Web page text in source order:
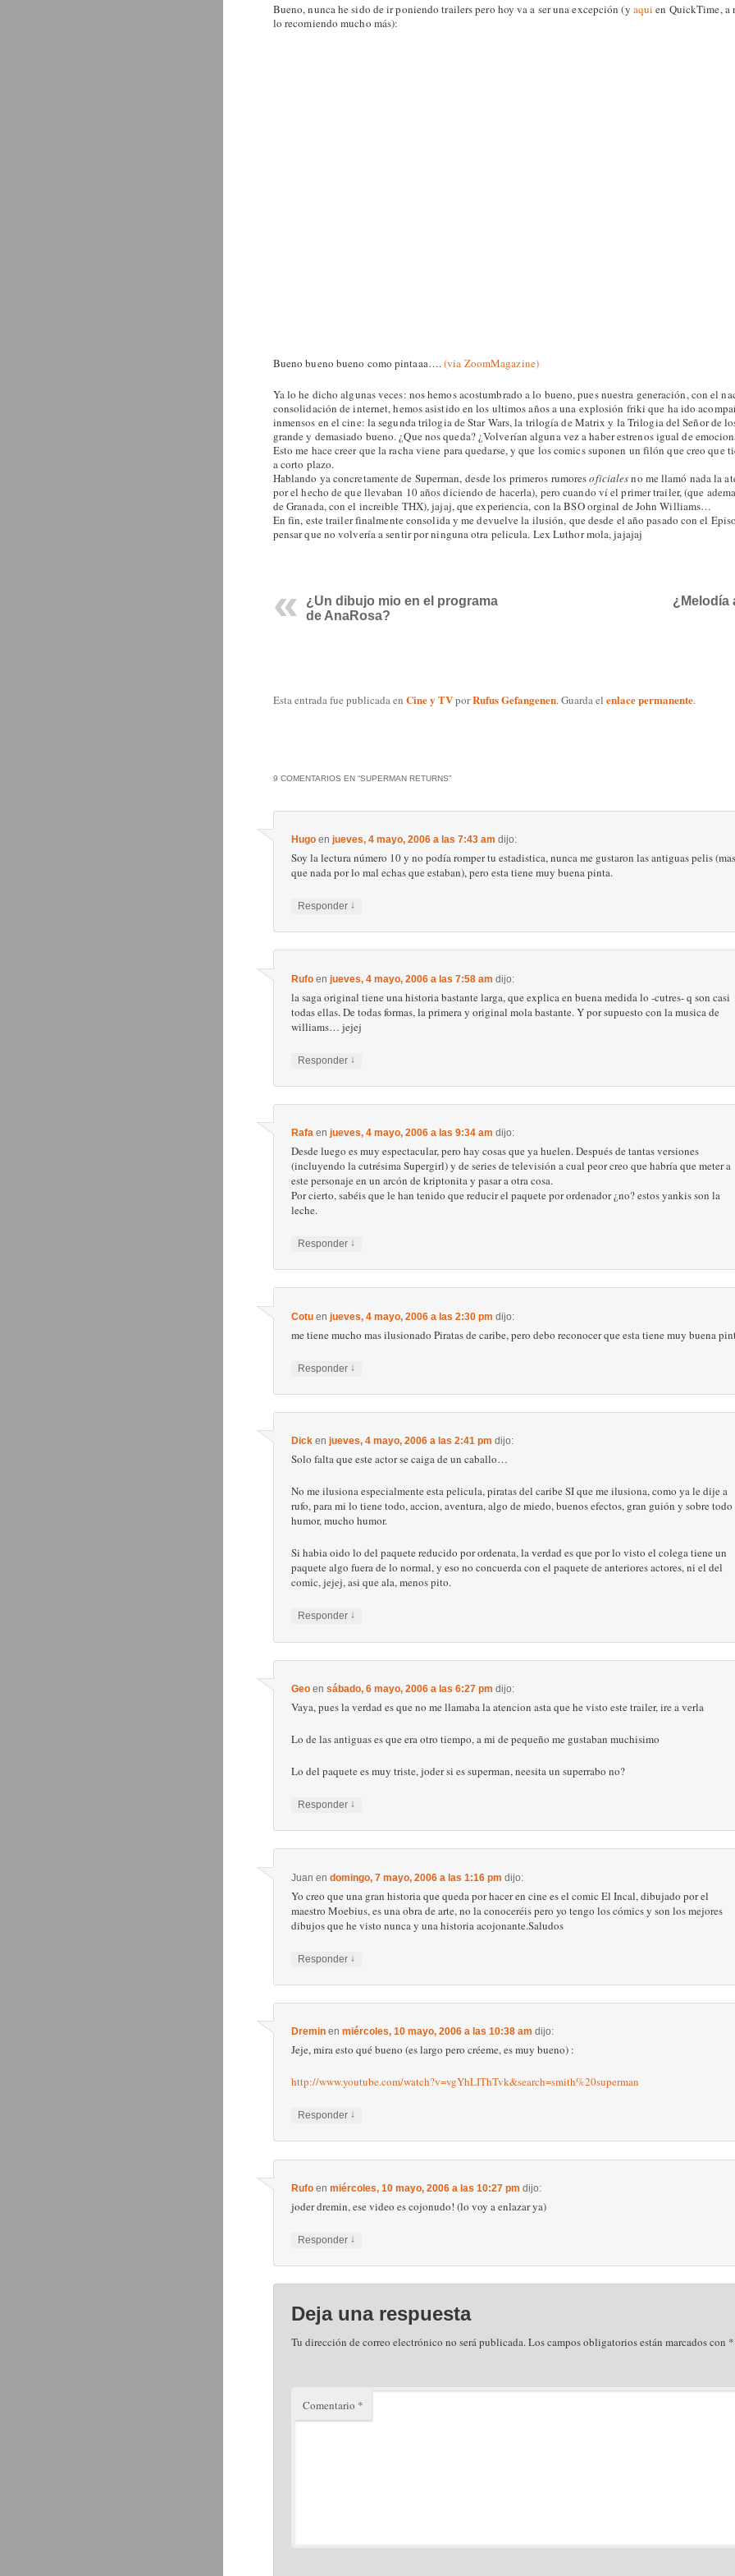
Bueno, nunca he sido de ir poniendo trailers pero hoy va a ser una excepción (y aqui en QuickTime, a
lo recomiendo mucho más):
Bueno bueno bueno como pintaaa….(via ZoomMagazine)
Ya lo he dicho algunas veces: nos hemos acostumbrado a lo bueno, pues nuestra generación, con el
consolidación de internet, hemos asistido en los ultimos años a una explosión friki que ha ido
inmensos en el cine: la segunda trilogia de Star Wars, la trilogía de Matrix y la Trilogia del Señor de
grande y demasiado bueno. ¿Que nos queda? ¿Volverían alguna vez a haber estrenos igual de
Esto me hace creer que la racha viene para quedarse, y que los comics suponen un filón que creo que
a corto plazo.
Hablando ya concretamente de Superman, desde los primeros rumoresoficialesno me llamó nada la
por el hecho de que llevaban 10 años diciendo de hacerla), pero cuando ví el primer trailer, (que
de Granada, con el increible THX), jajaj, que experiencia, con la BSO orginal de John Williams…
En fin, este trailer finalmente consolida y me devuelve la ilusión, que desde el año pasado con el
pensar que no volvería a sentir por ninguna otra pelicula. Lex Luthor mola, jajajaj
¿Un dibujo mio en el programa
de AnaRosa?
¿Melodía
Esta entrada fue publicada en Cine y TVporRufus Gefangenen. Guarda el enlace permanente.
9 COMENTARIOS EN “SUPERMAN RETURNS”
Hugoen jueves, 4 mayo, 2006 a las 7:43 am dijo:
Soy la lectura número 10 y no podía romper tu estadistica, nunca me gustaron las antiguas pelis (mas
que nada por lo mal echas que estaban), pero esta tiene muy buena pinta.
Responder ↓
Rufoen jueves, 4 mayo, 2006 a las 7:58 am dijo:
la saga original tiene una historia bastante larga, que explica en buena medida lo -cutres- q son casi
todas ellas. De todas formas, la primera y original mola bastante. Y por supuesto con la musica de
williams… jejej
Responder ↓
Rafaen jueves, 4 mayo, 2006 a las 9:34 am dijo:
Desde luego es muy espectacular, pero hay cosas que ya huelen. Después de tantas versiones
(incluyendo la cutrésima Supergirl) y de series de televisión a cual peor creo que habría que meter a
este personaje en un arcón de kriptonita y pasar a otra cosa.
Por cierto, sabéis que le han tenido que reducir el paquete por ordenador ¿no? estos yankis son la
leche.
Responder ↓
Cotuen jueves, 4 mayo, 2006 a las 2:30 pm dijo:
me tiene mucho mas ilusionado Piratas de caribe, pero debo reconocer que esta tiene muy buena
Responder ↓
Dicken jueves, 4 mayo, 2006 a las 2:41 pm dijo:
Solo falta que este actor se caiga de un caballo…
No me ilusiona especialmente esta pelicula, piratas del caribe SI que me ilusiona, como ya le dije a
rufo, para mi lo tiene todo, accion, aventura, algo de miedo, buenos efectos, gran guión y sobre todo
humor, mucho humor.
Si habia oido lo del paquete reducido por ordenata, la verdad es que por lo visto el colega tiene un
paquete algo fuera de lo normal, y eso no concuerda con el paquete de anteriores actores, ni el del
comic, jejej, asi que ala, menos pito.
Responder ↓
Geoen sábado, 6 mayo, 2006 a las 6:27 pm dijo:
Vaya, pues la verdad es que no me llamaba la atencion asta que he visto este trailer, ire a verla
Lo de las antiguas es que era otro tiempo, a mi de pequeño me gustaban muchisimo
Lo del paquete es muy triste, joder si es superman, neesita un superrabo no?
Responder ↓
Juan en domingo, 7 mayo, 2006 a las 1:16 pm dijo:
Yo creo que una gran historia que queda por hacer en cine es el comic El Incal, dibujado por el
maestro Moebius, es una obra de arte, no la conoceréis pero yo tengo los cómics y son los mejores
dibujos que he visto nunca y una historia acojonante.Saludos
Responder ↓
Dreminen miércoles, 10 mayo, 2006 a las 10:38 am dijo:
Jeje, mira esto qué bueno (es largo pero créeme, es muy bueno) :
http://www.youtube.com/watch?v=vgYhLIThTvk&search=smith%20superman
Responder ↓
Rufoen miércoles, 10 mayo, 2006 a las 10:27 pm dijo:
joder dremin, ese video es cojonudo! (lo voy a enlazar ya)
Responder ↓
Deja una respuesta
Tu dirección de correo electrónico no será publicada.Los campos obligatorios están marcados con *
Comentario *